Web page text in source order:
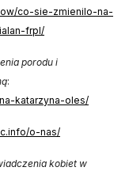
co-sie-zmienilo-na-
frpl/otwiera się w
porodu i
:
katarzyna-oles/
o-nas/otwiera się
kobiet w